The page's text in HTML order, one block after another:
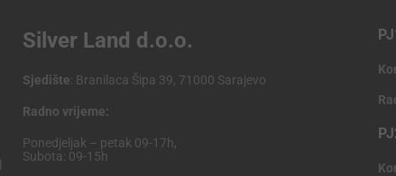
Silver Land d.o.o.
Sjedište: Branilaca Šipa 39, 71000 Sarajevo
Radno vrijeme:
Ponedjeljak – petak 09-17h,
Subota: 09-15h